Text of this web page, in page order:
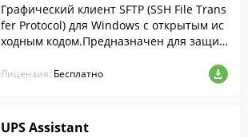
Графический клиент SFTP (SSH File Trans
fer Protocol) для Windows с открытым ис
ходным кодом.Предназначен для защи
мпьютером и серверами....
Лицензия: Бесплатно
UPS Assistant